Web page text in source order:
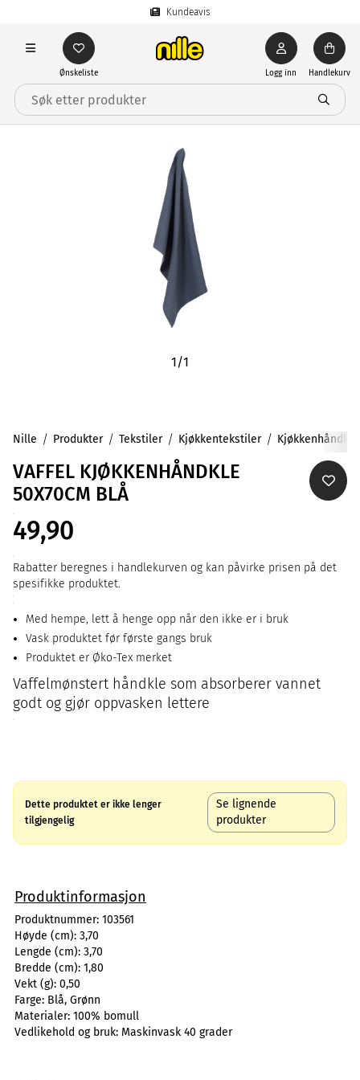
Kundeavis
Ønskeliste Logg inn Handlekurv
1/1
Nille Produkter Tekstiler Kjøkkentekstiler
VAFFEL KJØKKENHÅNDKLE
50X70CM BLÅ
49,90
Rabatter beregnes i handlekurven og kan påvirke prisen på det
spesifikke produktet.
Med hempe, lett å henge opp når den ikke er i bruk
Vask produktet før første gangs bruk
Produktet er Øko-Tex merket
Vaffelmønstert håndkle som absorberer vannet
godt og gjør oppvasken lettere
Dette produktet er ikke lenger
tilgjengelig
Se lignende
produkter
Produktinformasjon
Produktnummer: 103561
Høyde (cm): 3,70
Lengde (cm): 3,70
Bredde (cm): 1,80
Vekt (g): 0,50
Farge: Blå, Grønn
Materialer: 100% bomull
Vedlikehold og bruk: Maskinvask 40 grader